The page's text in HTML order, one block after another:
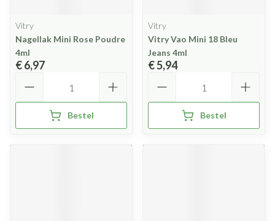
Vitry
Nagellak Mini Rose Poudre
4ml
€ 6,97
Bestel
Vitry
Vitry Vao Mini 18 Bleu
Jeans 4ml
€ 5,94
Bestel